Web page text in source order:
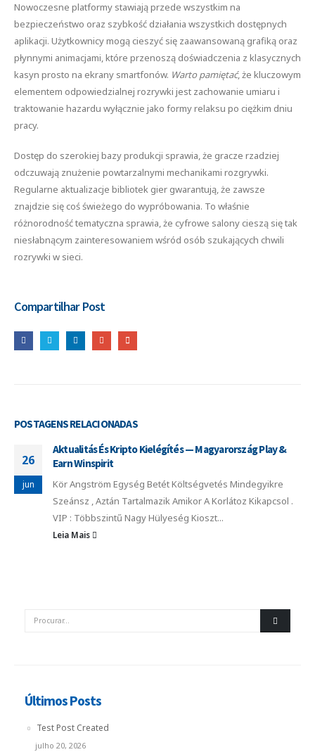
Nowoczesne platformy stawiają przede wszystkim na
bezpieczeństwo oraz szybkość działania wszystkich dostępnych
aplikacji. Użytkownicy mogą cieszyć się zaawansowaną grafiką oraz
płynnymi animacjami, które przenoszą doświadczenia z klasycznych
kasyn prosto na ekrany smartfonów. Warto pamiętać, że kluczowym
elementem odpowiedzialnej rozrywki jest zachowanie umiaru i
traktowanie hazardu wyłącznie jako formy relaksu po ciężkim dniu
pracy.
Dostęp do szerokiej bazy produkcji sprawia, że gracze rzadziej
odczuwają znużenie powtarzalnymi mechanikami rozgrywki.
Regularne aktualizacje bibliotek gier gwarantują, że zawsze
znajdzie się coś świeżego do wypróbowania. To właśnie
różnorodność tematyczna sprawia, że cyfrowe salony cieszą się tak
niesłabnącym zainteresowaniem wśród osób szukających chwili
rozrywki w sieci.
Compartilhar Post
POSTAGENSRELACIONADAS
26
jun
Aktualitás És Kripto Kielégítés — Magyarország Play &
Earn Winspirit
Kör Angström Egység Betét Költségvetés Mindegyikre
Szeánsz , Aztán Tartalmazik Amikor A Korlátoz Kikapcsol .
VIP : Többszintű Nagy Hülyeség Kioszt...
Leia Mais
Últimos Posts
Test Post Created
julho 20, 2026